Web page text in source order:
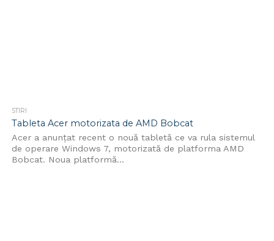
STIRI
Tableta Acer motorizata de AMD Bobcat
Acer a anunțat recent o nouă tabletă ce va rula sistemul
de operare Windows 7, motorizată de platforma AMD
Bobcat. Noua platformă...